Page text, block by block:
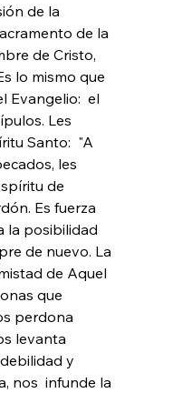
de la
de la
de Cristo,
lo mismo que
Evangelio:  el
Les
Santo:  "A
les
de
Es fuerza
la posibilidad
de nuevo. La
de Aquel
que
perdona
levanta
y
nos  infunde la